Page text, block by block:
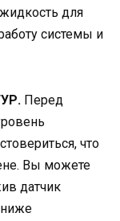
для
системы и
Перед
что
Вы можете
датчик